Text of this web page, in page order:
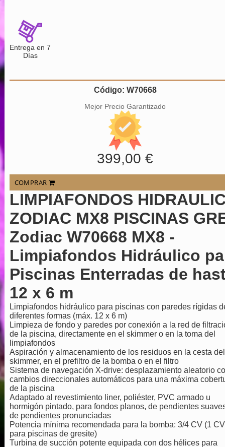
Entrega en 7
Días
Código: W70668
Mejor Precio Garantizado
399,00 €
COMPRAR
LIMPIAFONDOS
ZODIAC MX8 PISCINAS
Zodiac W70668 MX8 -
Limpiafondos Hidráulico
Piscinas Enterradas de
12 x 6 m
Limpiafondos hidráulico para piscinas con paredes rígidas
diferentes formas (máx. 12 x 6 m)
Limpieza de fondo y paredes por conexión a la red de
de la piscina, directamente en el skimmer o en la toma del
limpiafondos
Aspiración y almacenamiento de los residuos en la cesta del
skimmer, en el prefiltro de la bomba o en el filtro
Sistema de navegación X-drive: desplazamiento aleatorio
cambios direccionales automáticos para una máxima
de la piscina
Adaptado al revestimiento liner, poliéster, PVC armado u
hormigón pintado, para fondos planos, de pendientes
de pendientes pronunciadas
Potencia mínima recomendada para la bomba: 3/4 CV (1 CV
para piscinas de gresite)
Turbina de succión potente equipada con dos hélices para